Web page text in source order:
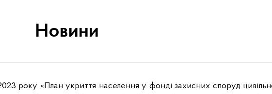
Новини
року «План укриття населення у фонді захисних споруд